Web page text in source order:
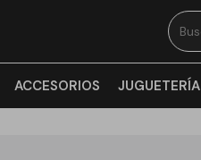
ACCESORIOS JUGUETERÍA